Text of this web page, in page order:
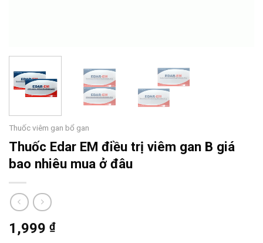
Thuốc viêm gan bổ gan
Thuốc Edar EM điều trị viêm gan B giá
bao nhiêu mua ở đâu
1,999 ₫